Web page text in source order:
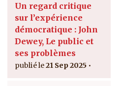
Un regard critique
sur l’expérience
démocratique : John
Dewey, Le public et
ses problèmes
21 Sep 2025